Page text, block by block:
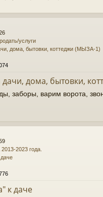
услуги
дома, бытовки, коттеджи (МЫЗА-1)
дачи, дома, бытовки,
заборы, варим ворота,
2023 года.
к даче